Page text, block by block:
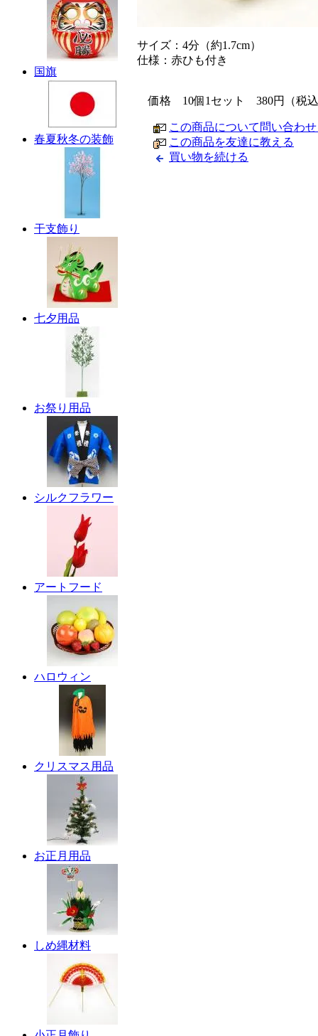
国旗
春夏秋冬の装飾
干支飾り
七夕用品
お祭り用品
シルクフラワー
アートフード
ハロウィン
クリスマス用品
お正月用品
しめ縄材料
サイズ：4分（約1.7cm）
仕様：赤ひも付き
価格 10個1セット 380円（税
この商品について問い合わ
この商品を友達に教える
買い物を続ける